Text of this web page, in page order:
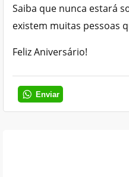
Saiba que nunca estará
existem muitas pessoas
Feliz Aniversário!
Enviar